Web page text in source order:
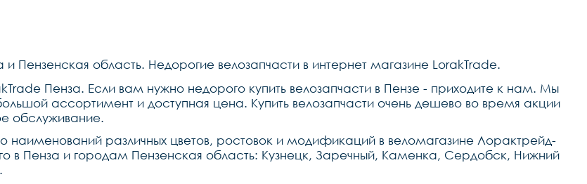
Пензенская область. Недорогие велозапчасти в интернет магазине LorakTrade.
Пенза. Если вам нужно недорого купить велозапчасти в Пензе - приходите к нам. Мы
ассортимент и доступная цена. Купить велозапчасти очень дешево во время акции
обслуживание.
различных цветов, ростовок и модификаций в веломагазине Лорактрейд-
в Пенза и городам Пензенская область: Кузнецк, Заречный, Каменка, Сердобск, Нижний